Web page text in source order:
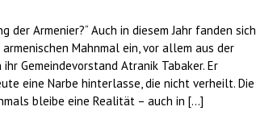
der Armenier?“ Auch in diesem Jahr fanden sich
Mahnmal ein, vor allem aus der
Gemeindevorstand Atranik Tabaker. Er
eine Narbe hinterlasse, die nicht verheilt. Die
bleibe eine Realität – auch in [...]